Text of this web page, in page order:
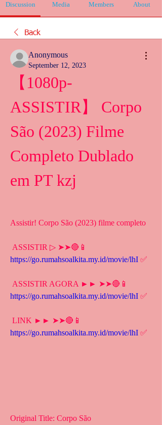
Discussion Media Members About
Back
Anonymous
September 12, 2023
【1080p-
ASSISTIR】 Corpo
São (2023) Filme
Completo Dublado
em PT kzj
Assistir! Corpo São (2023) filme completo
https://go.rumahsoalkita.my.id/movie/lhI ✅
https://go.rumahsoalkita.my.id/movie/lhI ✅
https://go.rumahsoalkita.my.id/movie/lhI ✅
Original Title: Corpo São